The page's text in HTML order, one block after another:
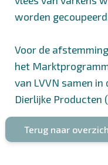
worden
Voor de
het
van LVVN samen in
Dierlijke Producten
Terug naar